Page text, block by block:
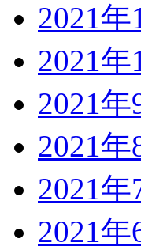
2021年
2021年
2021年
2021年
2021年
2021年